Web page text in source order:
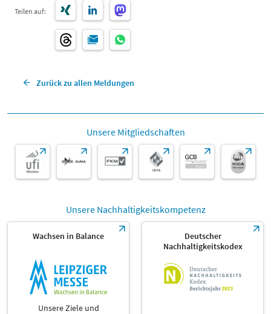
Teilen auf:
Zurück zu allen Meldungen
Unsere Mitgliedschaften
Unsere Nachhaltigkeitskompetenz
Wachsen in Balance
Unsere Ziele und
Deutscher
Nachhaltigkeitskodex